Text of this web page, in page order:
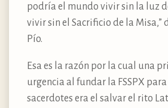
podría el mundo vivir sin la luz
vivir sin el Sacrificio de la Misa,”
Pío.
Esa es la razón por la cual una
urgencia al fundar la FSSPX
sacerdotes era el salvar el rito